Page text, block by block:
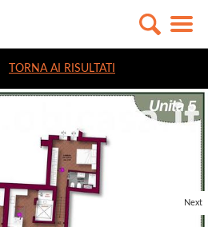
TORNA AI RISULTATI
Next